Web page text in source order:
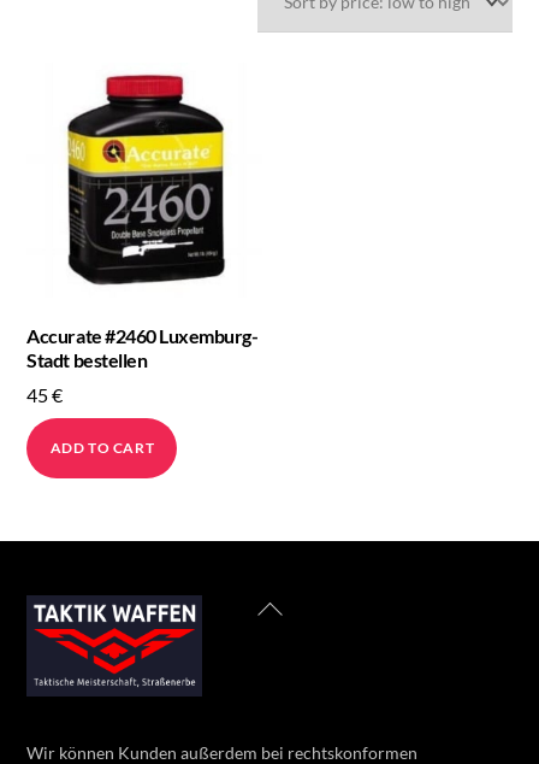
Accurate #2460 Luxemburg-
Stadt bestellen
45€
ADD TO CART
Back
Wir können Kunden außerdem bei rechtskonformen